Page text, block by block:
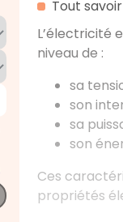
Tout
L’électricité
niveau de :
sa
son
sa
son
Ces
propriétés